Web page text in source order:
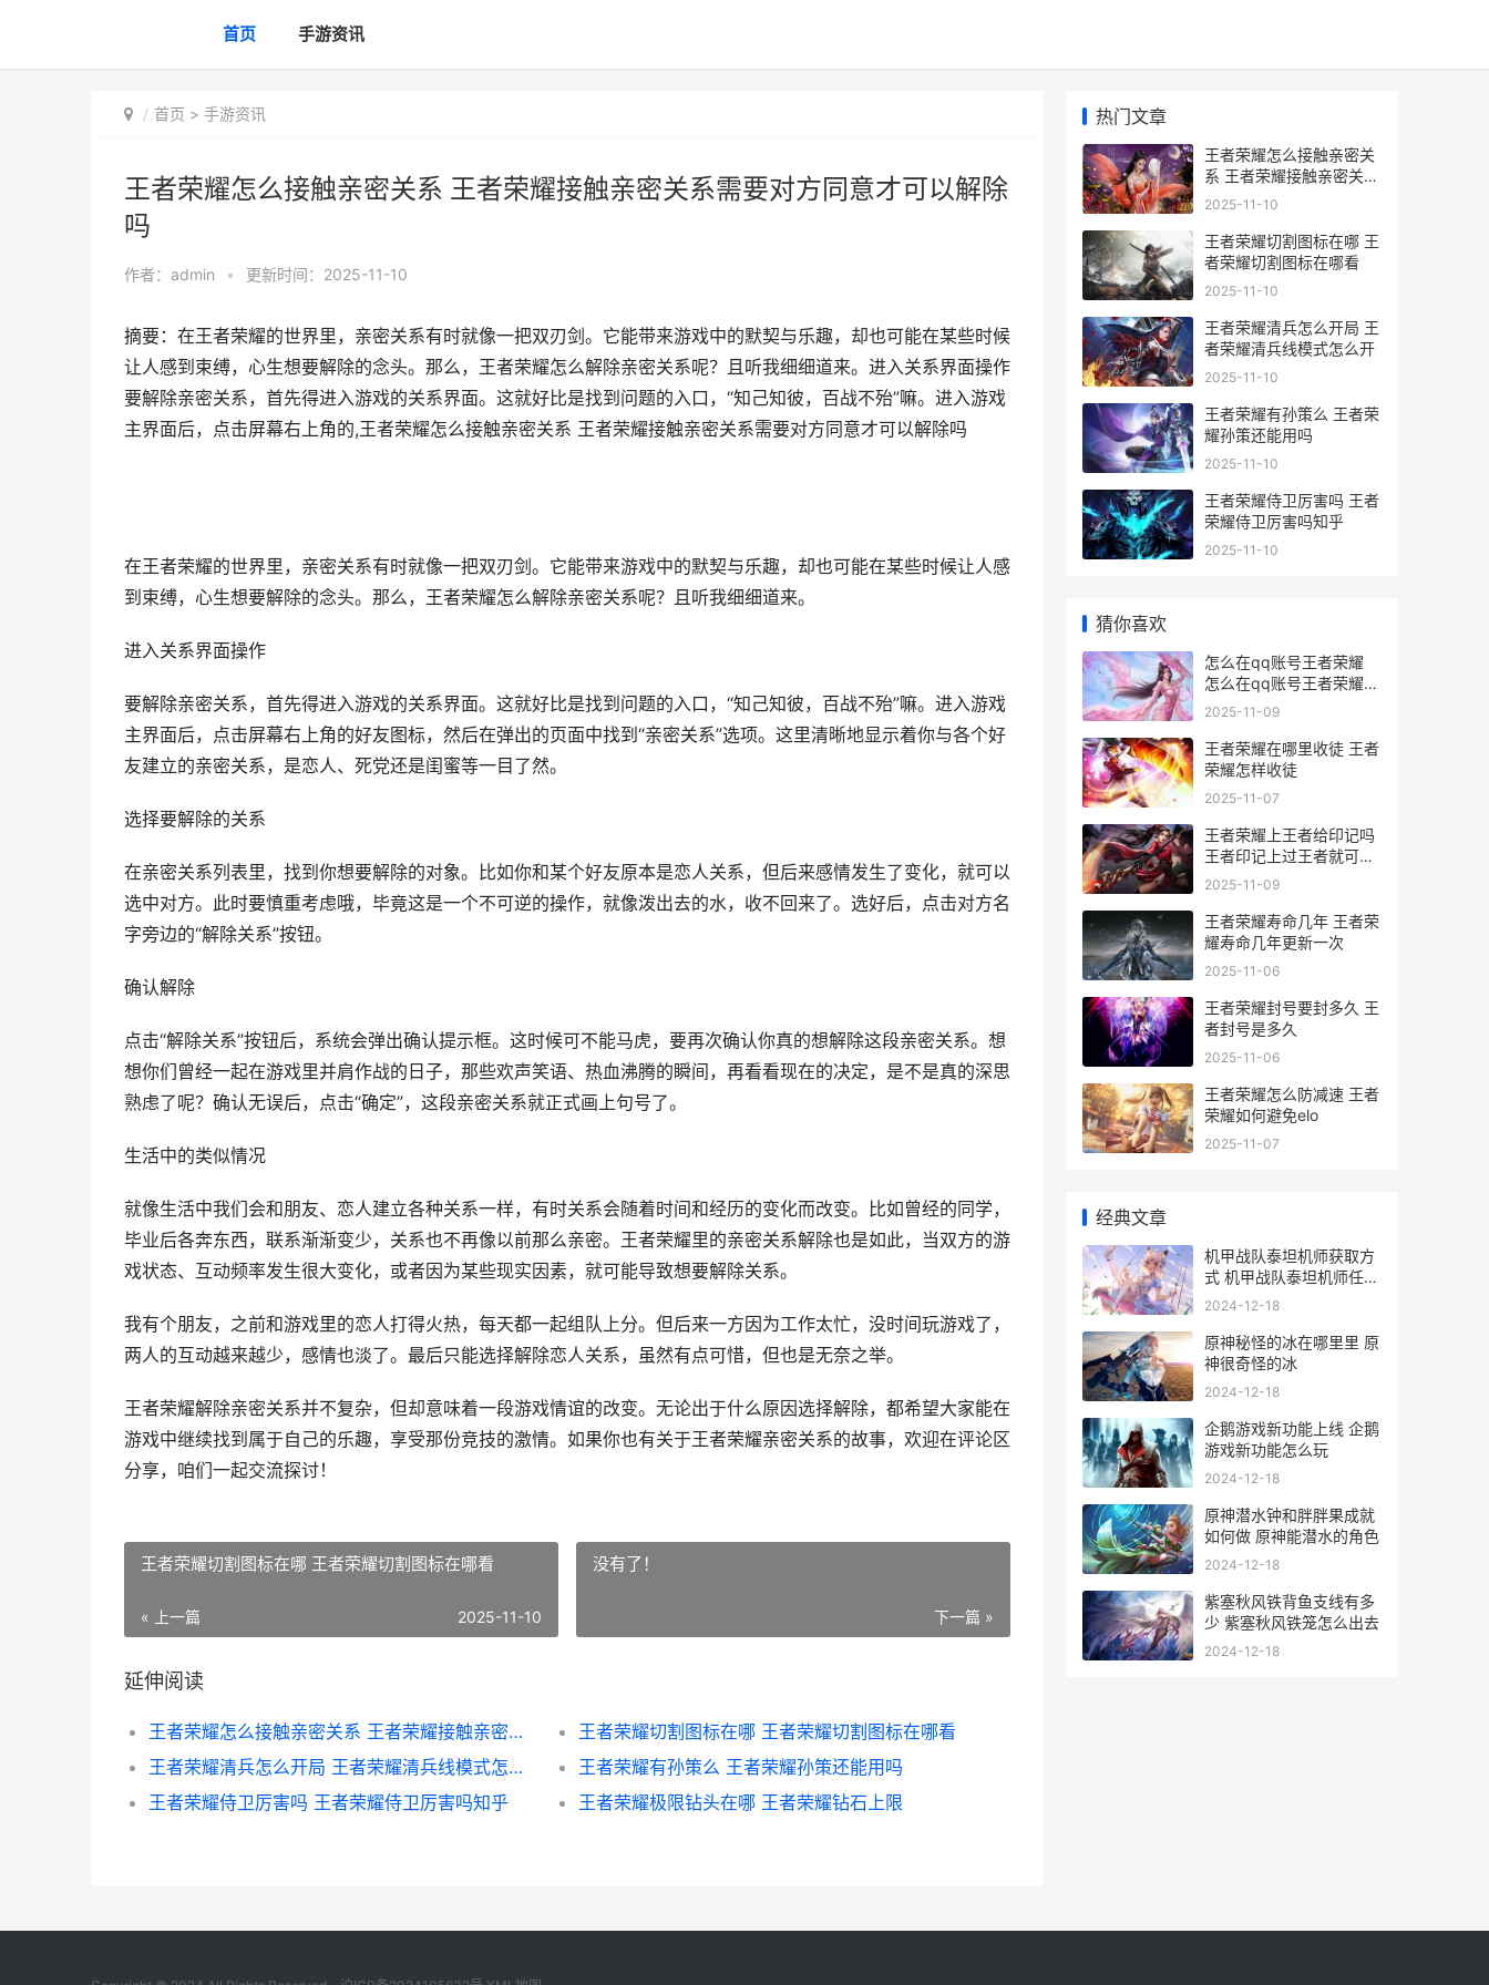
首页 手游资讯
首页 > 手游资讯
王者荣耀怎么接触亲密关系 王者荣耀接触亲密关系需要对方同意才可以解除
吗
作者： admin • 更新时间：2025-11-10
摘要：在王者荣耀的世界里，亲密关系有时就像一把双刃剑。它能带来游戏中的默契与乐趣，却也可能在某些时候
让人感到束缚，心生想要解除的念头。那么，王者荣耀怎么解除亲密关系呢？且听我细细道来。进入关系界面操作
要解除亲密关系，首先得进入游戏的关系界面。这就好比是找到问题的入口，“知己知彼，百战不殆”嘛。进入游戏
主界面后，点击屏幕右上角的,王者荣耀怎么接触亲密关系 王者荣耀接触亲密关系需要对方同意才可以解除吗
在王者荣耀的世界里，亲密关系有时就像一把双刃剑。它能带来游戏中的默契与乐趣，却也可能在某些时候让人感
到束缚，心生想要解除的念头。那么，王者荣耀怎么解除亲密关系呢？且听我细细道来。
进入关系界面操作
要解除亲密关系，首先得进入游戏的关系界面。这就好比是找到问题的入口，“知己知彼，百战不殆”嘛。进入游戏
主界面后，点击屏幕右上角的好友图标，然后在弹出的页面中找到“亲密关系”选项。这里清晰地显示着你与各个好
友建立的亲密关系，是恋人、死党还是闺蜜等一目了然。
选择要解除的关系
在亲密关系列表里，找到你想要解除的对象。比如你和某个好友原本是恋人关系，但后来感情发生了变化，就可以
选中对方。此时要慎重考虑哦，毕竟这是一个不可逆的操作，就像泼出去的水，收不回来了。选好后，点击对方名
字旁边的“解除关系”按钮。
确认解除
点击“解除关系”按钮后，系统会弹出确认提示框。这时候可不能马虎，要再次确认你真的想解除这段亲密关系。想
想你们曾经一起在游戏里并肩作战的日子，那些欢声笑语、热血沸腾的瞬间，再看看现在的决定，是不是真的深思
熟虑了呢？确认无误后，点击“确定”，这段亲密关系就正式画上句号了。
生活中的类似情况
就像生活中我们会和朋友、恋人建立各种关系一样，有时关系会随着时间和经历的变化而改变。比如曾经的同学，
毕业后各奔东西，联系渐渐变少，关系也不再像以前那么亲密。王者荣耀里的亲密关系解除也是如此，当双方的游
戏状态、互动频率发生很大变化，或者因为某些现实因素，就可能导致想要解除关系。
我有个朋友，之前和游戏里的恋人打得火热，每天都一起组队上分。但后来一方因为工作太忙，没时间玩游戏了，
两人的互动越来越少，感情也淡了。最后只能选择解除恋人关系，虽然有点可惜，但也是无奈之举。
王者荣耀解除亲密关系并不复杂，但却意味着一段游戏情谊的改变。无论出于什么原因选择解除，都希望大家能在
游戏中继续找到属于自己的乐趣，享受那份竞技的激情。如果你也有关于王者荣耀亲密关系的故事，欢迎在评论区
分享，咱们一起交流探讨！
王者荣耀切割图标在哪 王者荣耀切割图标在哪看
« 上一篇 2025-11-10
没有了！
下一篇 »
延伸阅读
王者荣耀怎么接触亲密关系 王者荣耀接触亲密关系需要对方同意才可以解除吗
王者荣耀切割图标在哪 王者荣耀切割图标在哪看
王者荣耀清兵怎么开局 王者荣耀清兵线模式怎么开
王者荣耀有孙策么 王者荣耀孙策还能用吗
王者荣耀侍卫厉害吗 王者荣耀侍卫厉害吗知乎
王者荣耀极限钻头在哪 王者荣耀钻石上限
热门文章
王者荣耀怎么接触亲密关
系 王者荣耀接触亲密关系
需要对方同意才可以解除
2025-11-10
王者荣耀切割图标在哪 王
者荣耀切割图标在哪看
2025-11-10
王者荣耀清兵怎么开局 王
者荣耀清兵线模式怎么开
2025-11-10
王者荣耀有孙策么 王者荣
耀孙策还能用吗
2025-11-10
王者荣耀侍卫厉害吗 王者
荣耀侍卫厉害吗知乎
2025-11-10
猜你喜欢
怎么在qq账号王者荣耀
怎么在qq账号王者荣耀充
值
2025-11-09
王者荣耀在哪里收徒 王者
荣耀怎样收徒
2025-11-07
王者荣耀上王者给印记吗
王者印记上过王者就可以
领吗
2025-11-09
王者荣耀寿命几年 王者荣
耀寿命几年更新一次
2025-11-06
王者荣耀封号要封多久 王
者封号是多久
2025-11-06
王者荣耀怎么防减速 王者
荣耀如何避免elo
2025-11-07
经典文章
机甲战队泰坦机师获取方
式 机甲战队泰坦机师任务
怎么做
2024-12-18
原神秘怪的冰在哪里里 原
神很奇怪的冰
2024-12-18
企鹅游戏新功能上线 企鹅
游戏新功能怎么玩
2024-12-18
原神潜水钟和胖胖果成就
如何做 原神能潜水的角色
2024-12-18
紫塞秋风铁背鱼支线有多
少 紫塞秋风铁笼怎么出去
2024-12-18